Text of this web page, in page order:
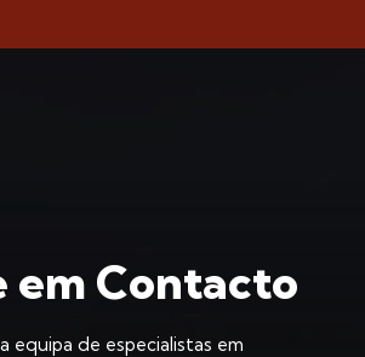
em Contacto
equipa de especialistas em